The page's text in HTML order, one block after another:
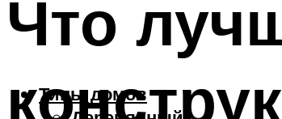
Типы домов
Что